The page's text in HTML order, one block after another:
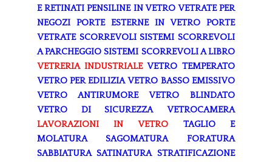
E RETINATI PENSILINE IN VETRO VETRATE PER
NEGOZI PORTE ESTERNE IN VETRO PORTE
VETRATE SCORREVOLI SISTEMI SCORREVOLI
A PARCHEGGIO SISTEMI SCORREVOLI A LIBRO
VETRERIA INDUSTRIALE VETRO TEMPERATO
VETRO PER EDILIZIA VETRO BASSO EMISSIVO
VETRO ANTIRUMORE
VETRO BLINDATO
VETRO DI SICUREZZA
VETROCAMERA
LAVORAZIONI IN VETRO
TAGLIO E
MOLATURA
SAGOMATURA
FORATURA
SABBIATURA SATINATURA STRATIFICAZIONE